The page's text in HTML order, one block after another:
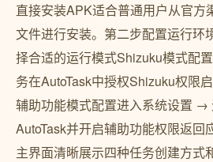
直接安装APK适合普通用户从官方
文件进行安装。第二步配置运行环
择合适的运行模式Shizuku模式配
务在AutoTask中授权Shizuku权限
辅助功能模式配置进入系统设置 →
AutoTask并开启辅助功能权限返回
主界面清晰展示四种任务创建方式